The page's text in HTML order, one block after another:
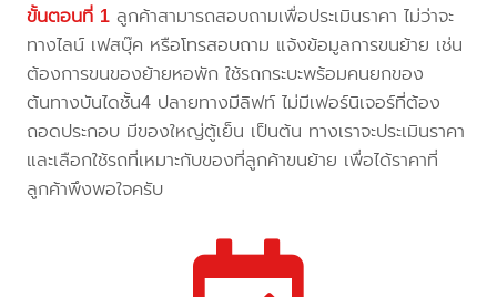
ขั้นตอนที่ 1 ลูกค้าสามารถสอบถามเพื่อประเมินราคา ไม่ว่าจะ
ทางไลน์ เฟสบุ๊ค หรือโทรสอบถาม แจ้งข้อมูลการขนย้าย เช่น
ต้องการขนของย้ายหอพัก ใช้รถกระบะพร้อมคนยกของ
ต้นทางบันไดชั้น4 ปลายทางมีลิฟท์ ไม่มีเฟอร์นิเจอร์ที่ต้อง
ถอดประกอบ มีของใหญ่ตู้เย็น เป็นต้น ทางเราจะประเมินราคา
และเลือกใช้รถที่เหมาะกับของที่ลูกค้าขนย้าย เพื่อได้ราคาที่
ลูกค้าพึงพอใจครับ